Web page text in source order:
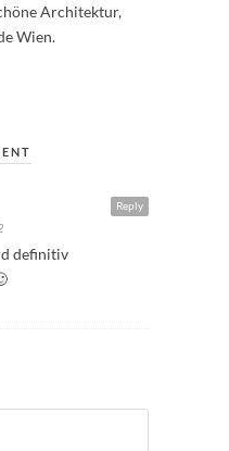
Architektur,
Wien.
Reply
definitiv